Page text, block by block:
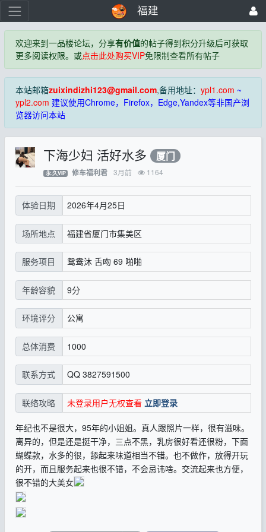
福建
欢迎来到一品楼论坛，分享有价值的帖子得到积分升级后可获取
更多阅读权限。或点击此处购买VIP免限制查看所有帖子
本站邮箱zuixindizhi123@gmail.com,备用地址： ypl1.com ~
ypl2.com 建议使用Chrome，Firefox，Edge,Yandex等非国产浏
览器访问本站
下海少妇 活好水多 厦门
永.久VIP 修车福利君 3月前 1164
体验日期 2026年4月25日
场所地点 福建省厦门市集美区
服务项目 鸳鸯沐 舌吻 69 啪啪
年龄容貌 9分
环境评分 公寓
总体消费 1000
联系方式 QQ 3827591500
联络攻略 未登录用户无权查看 立即登录
年纪也不是很大，95年的小姐姐。真人跟照片一样，很有滋味。
离异的，但是还是挺干净，三点不黑，乳房很好看还很粉，下面
蝴蝶款，水多的很，舔起来味道相当不错。也不做作，放得开玩
的开，而且服务起来也很不错，不会忌讳啥。交流起来也方便，
很不错的大美女